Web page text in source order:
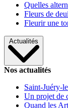
Quelles
Fleurs de
Fleurir une
Actualités
Nos actualités
Saint-Juéry-
Un projet de
Quand les